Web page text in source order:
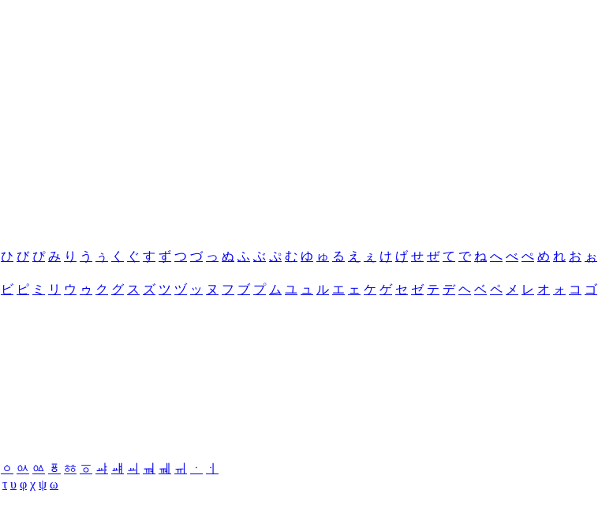
ひ び ぴ み り う ぅ く ぐ す ず つ づ っ ぬ ふ ぶ ぷ む ゆ ゅ る え ぇ け げ せ ぜ て で ね へ べ ぺ め れ お ぉ
ビ ピ ミ リ ウ ゥ ク グ ス ズ ツ ヅ ッ ヌ フ ブ プ ム ユ ュ ル エ ェ ケ ゲ セ ゼ テ デ ヘ ベ ペ メ レ オ ォ コ ゴ
ㆁ ㆂ ㆃ ㆄ ㆅ ㆆ ㆇ ㆈ ㆉ ㆊ ㆋ ㆌ ㆍ
ㆎ
τ υ φ χ ψ ω